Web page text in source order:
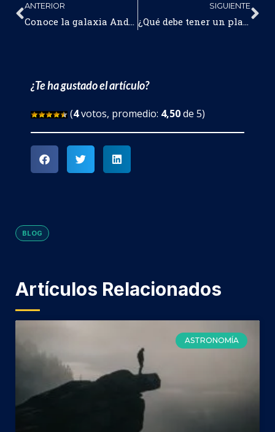
ANTERIOR
Conoce la galaxia Andrómeda y sus curiosidades
SIGUIENTE
¿Qué debe tener un planeta para que sea habitable?
¿Te ha gustado el artículo?
(4votos, promedio: 4,50de 5)
BLOG
Artículos Relacionados
ASTRONOMÍA